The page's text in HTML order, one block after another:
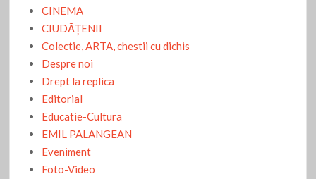
CINEMA
CIUDĂŢENII
Colectie, ARTA, chestii cu dichis
Despre noi
Drept la replica
Editorial
Educatie-Cultura
EMIL PALANGEAN
Eveniment
Foto-Video